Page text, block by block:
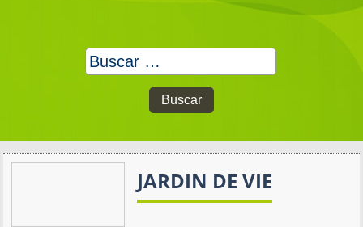
Buscar:
JARDIN DE VIE